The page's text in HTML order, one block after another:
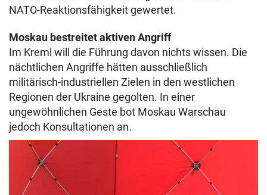
NATO-Reaktionsfähigkeit gewertet.
Moskau bestreitet aktiven Angriff
Im Kreml will die Führung davon nichts wissen. Die
nächtlichen Angriffe hätten ausschließlich
militärisch-industriellen Zielen in den westlichen
Regionen der Ukraine gegolten. In einer
ungewöhnlichen Geste bot Moskau Warschau
jedoch Konsultationen an.